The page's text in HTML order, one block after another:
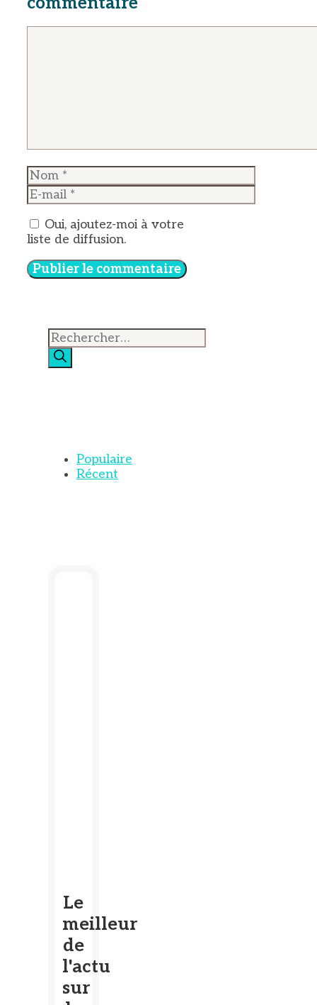
Nom
E-
mail
Oui, ajoutez-moi à votre
liste de diffusion.
Rechercher :
Populaire
Récent
Le
meilleur
de
l'actu
sur